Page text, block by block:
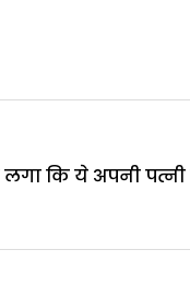
कि ये अपनी